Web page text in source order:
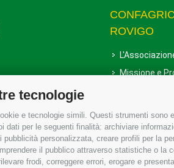
tecnologie
e tecnologie simili. Questi strumenti sono
dati per le seguenti finalità: archiviare
personalizzata, creare profili per la
il pubblico attraverso statistiche o
frodi, correggere errori, erogare e
Policy
ROVIGO
Missione e
Uffici della
Le Sedi di
Agricoltori